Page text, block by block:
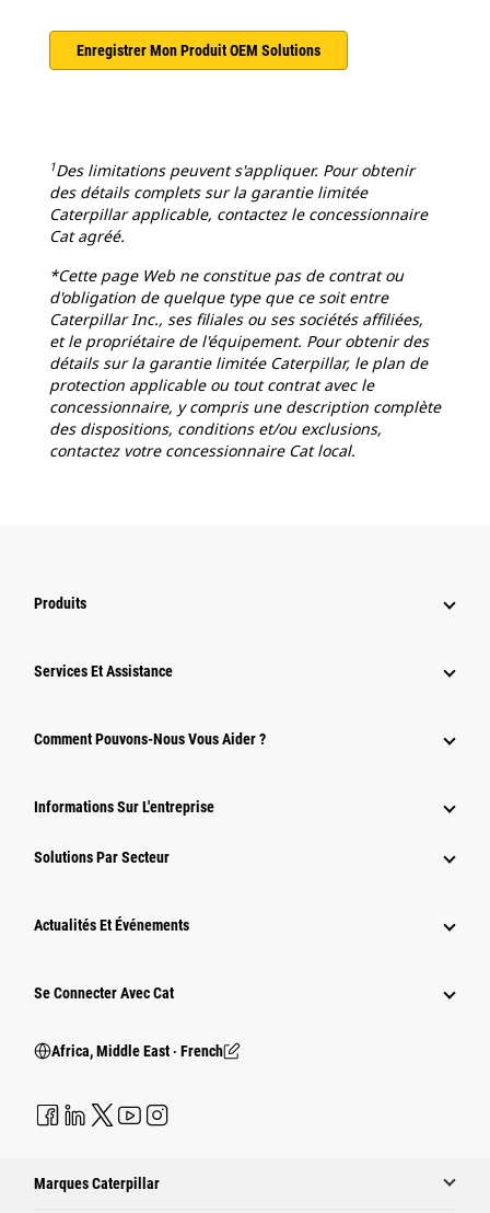
Enregistrer Mon Produit OEM Solutions
1Des limitations peuvent s'appliquer. Pour obtenir
des détails complets sur la garantie limitée
Caterpillar applicable, contactez le concessionnaire
Cat agréé.
*Cette page Web ne constitue pas de contrat ou
d'obligation de quelque type que ce soit entre
Caterpillar Inc., ses filiales ou ses sociétés affiliées,
et le propriétaire de l'équipement. Pour obtenir des
détails sur la garantie limitée Caterpillar, le plan de
protection applicable ou tout contrat avec le
concessionnaire, y compris une description complète
des dispositions, conditions et/ou exclusions,
contactez votre concessionnaire Cat local.
Produits
Services Et Assistance
Comment Pouvons-Nous Vous Aider ?
Informations Sur L'entreprise
Solutions Par Secteur
Actualités Et Événements
Se Connecter Avec Cat
Africa, Middle East ‧ French
Marques Caterpillar